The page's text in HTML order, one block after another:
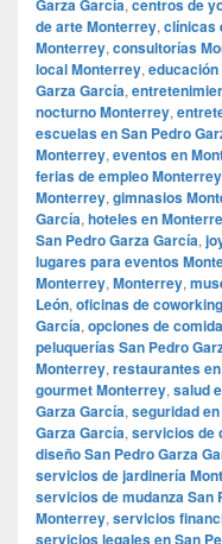
Garza García centros de
de arte Monterrey, clínicas
Monterrey, consultorías
local Monterrey,
Garza García,
nocturno Monterrey,
escuelas en San Pedro
Monterrey, eventos en
ferias de empleo Monterrey
Monterrey, gimnasios
García, hoteles en
San Pedro Garza García,
lugares para eventos
Monterrey, Monterrey,
León, oficinas de
García, opciones de
peluquerías San Pedro
Monterrey, restaurantes
gourmet Monterrey, salud
Garza García, seguridad
Garza García, servicios de
diseño San Pedro Garza
servicios de jardinería
servicios de mudanza San
Monterrey, servicios
servicios legales en San